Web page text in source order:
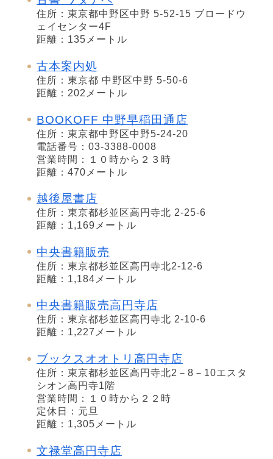
住所：東京都中野区中野 5-52-15 ブロードウ
ェイセンター4F
距離：135メートル
古本案内処
住所：東京都 中野区中野 5-50-6
距離：202メートル
BOOKOFF 中野早稲田通店
住所：東京都中野区中野5-24-20
電話番号：03-3388-0008
営業時間：１０時から２３時
距離：470メートル
越後屋書店
住所：東京都杉並区高円寺北 2-25-6
距離：1,169メートル
中央書籍販売
住所：東京都杉並区高円寺北2-12-6
距離：1,184メートル
中央書籍販売高円寺店
住所：東京都杉並区高円寺北 2-10-6
距離：1,227メートル
ブックスオオトリ高円寺店
住所：東京都杉並区高円寺北2－8－10エスタ
シオン高円寺1階
営業時間：１０時から２２時
定休日：元旦
距離：1,305メートル
文禄堂高円寺店